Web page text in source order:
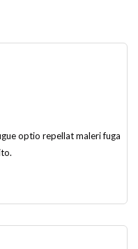
optio repellat maleri fuga